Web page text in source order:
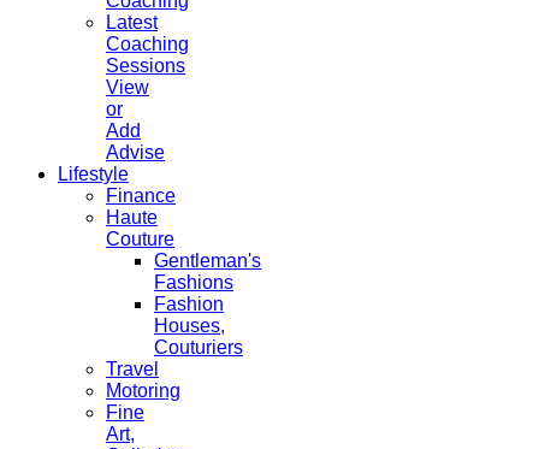
Latest
Coaching
Sessions
View
or
Add
Advise
Lifestyle
Finance
Haute
Couture
Gentleman's
Fashions
Fashion
Houses,
Couturiers
Travel
Motoring
Fine
Art,